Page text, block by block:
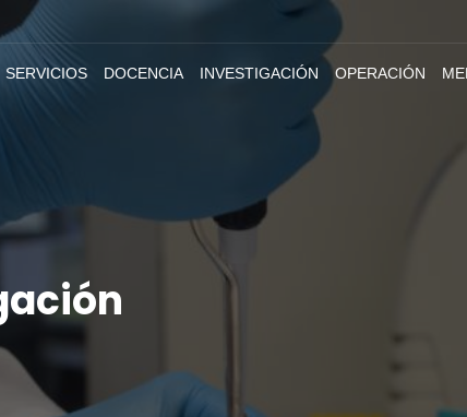
SERVICIOS DOCENCIA INVESTIGACIÓN OPERACIÓN